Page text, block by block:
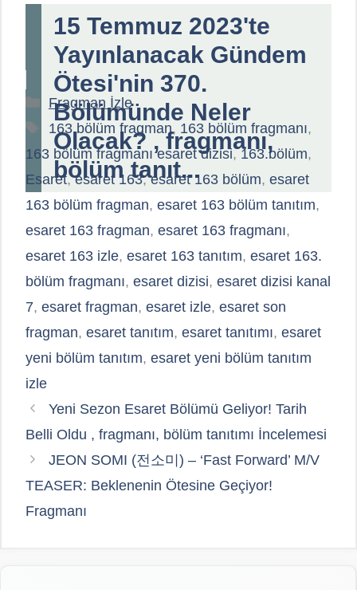
15 Temmuz 2023'te
Yayınlanacak Gündem
Ötesi'nin 370.
Bölümünde Neler
Olacak? , fragmanı,
bölüm tanıt...
Kategoriler
Fragman İzle
Etiketler
163 bölüm fragman, 163 bölüm fragmanı,
163 bölüm fragmanı esaret dizisi,163.bölüm,
Esaret,esaret 163,esaret 163 bölüm, esaret
163 bölüm fragman, esaret 163 bölüm tanıtım,
esaret 163 fragman, esaret 163 fragmanı,
esaret 163 izle, esaret 163 tanıtım, esaret 163.
bölüm fragmanı, esaret dizisi, esaret dizisi kanal
7, esaret fragman, esaret izle, esaret son
fragman, esaret tanıtım, esaret tanıtımı, esaret
yeni bölüm tanıtım, esaret yeni bölüm tanıtım
izle
Yeni Sezon Esaret Bölümü Geliyor! Tarih
Belli Oldu , fragmanı, bölüm tanıtımı İncelemesi
JEON SOMI (전소미) – ‘Fast Forward’ M/V
TEASER: Beklenenin Ötesine Geçiyor!
Fragmanı